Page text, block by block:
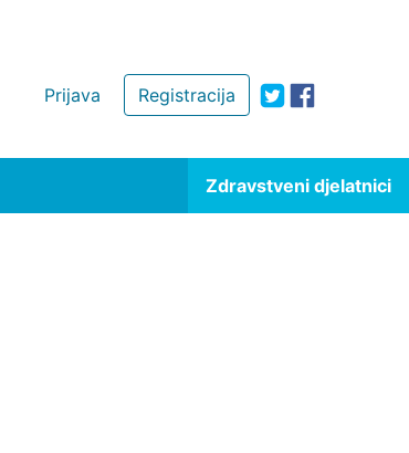
Registracija
Prijava
Zdravstveni djelatnici